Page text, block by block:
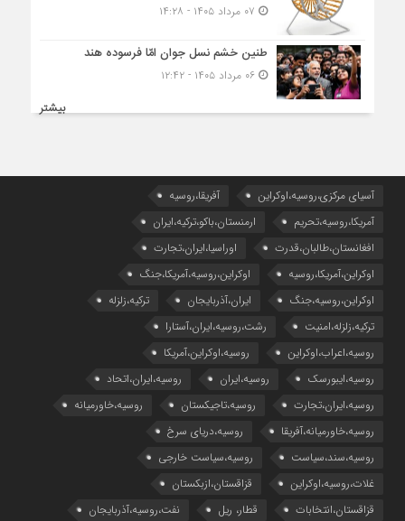
طنین خشم نسل جوان امّا فرسوده هند
۰۶ مرداد ۱۴۰۵ - ۱۲:۴۲
بیشتر
آسیای مرکزی،روسیه،اوکراین
آفریقا،روسیه
آمریکا،روسیه،تحریم
ارمنستان،باکو،ترکیه،ایران
افغانستان،طالبان،قدرت
اوراسیا،ایران،تجارت
اوکراین،آمریکا،روسیه
اوکراین،روسیه،آمریکا،جنگ
اوکراین،روسیه،جنگ
ایران،آذربایجان
ترکیه،زلزله
ترکیه،زلزله،امنیت
رشت،روسیه،ایران،آستارا
روسیه،اعراب،اوکراین
روسیه،اوکراین،آمریکا
روسیه،ایبورسک
روسیه،ایران
روسیه،ایران،اتحاد
روسیه،ایران،تجارت
روسیه،تاجیکستان
روسیه،خاورمیانه
روسیه،خاورمیانه،آفریقا
روسیه،دریای سرخ
روسیه،سند،سیاست
روسیه،سیاست خارجی
غلات،روسیه،اوکراین
قزاقستان،ازبکستان
قزاقستان،انتخابات
قطار، ریل نفت،روسیه،آذربایجان